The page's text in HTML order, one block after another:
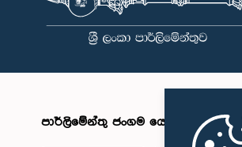
පාර්ලිමේන්තු ජංගම යෙදුම